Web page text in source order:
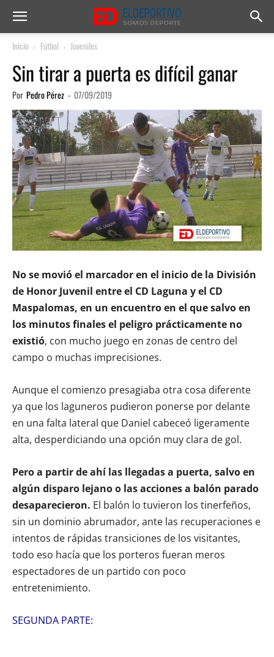
Inicio Fútbol Juveniles
Sin tirar a puerta es difícil ganar
Por Pedro Pérez - 07/09/2019
No se movió el marcador en el inicio de la División
de Honor Juvenil entre el CD Laguna y el CD
Maspalomas, en un encuentro en el que salvo en
los minutos finales el peligro prácticamente no
existió, con mucho juego en zonas de centro del
campo o muchas imprecisiones.
Aunque el comienzo presagiaba otra cosa diferente
ya que los laguneros pudieron ponerse por delante
en una falta lateral que Daniel cabeceó ligeramente
alta, desperdiciando una opción muy clara de gol.
Pero a partir de ahí las llegadas a puerta, salvo en
algún disparo lejano o las acciones a balón parado
desaparecieron. El balón lo tuvieron los tinerfeños,
sin un dominio abrumador, ante las recuperaciones e
intentos de rápidas transiciones de los visitantes,
todo eso hacía que los porteros fueran meros
espectadores de un partido con poco
entretenimiento.
SEGUNDA PARTE: